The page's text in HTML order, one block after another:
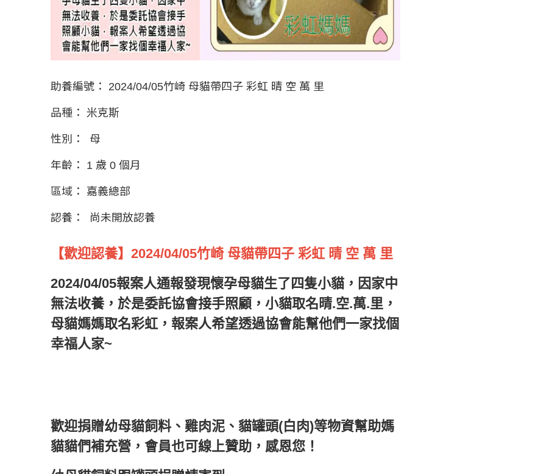
助養編號： 2024/04/05竹崎 母貓帶四子 彩虹 晴 空 萬 里
品種： 米克斯
性別： 母
年齡： 1 歲 0 個月
區域： 嘉義總部
認養： 尚未開放認養
【歡迎認養】2024/04/05竹崎 母貓帶四子 彩虹 晴 空 萬 里
2024/04/05報案人通報發現懷孕母貓生了四隻小貓，因家中
無法收養，於是委託協會接手照顧，小貓取名晴.空.萬.里，
母貓媽媽取名彩虹，報案人希望透過協會能幫他們一家找個
幸福人家~
歡迎捐贈幼母貓飼料、雞肉泥、貓罐頭(白肉)等物資幫助媽
貓貓們補充營，會員也可線上贊助，感恩您！